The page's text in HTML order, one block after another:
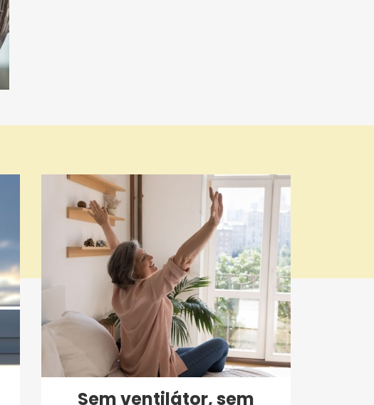
Sem ventilátor, sem